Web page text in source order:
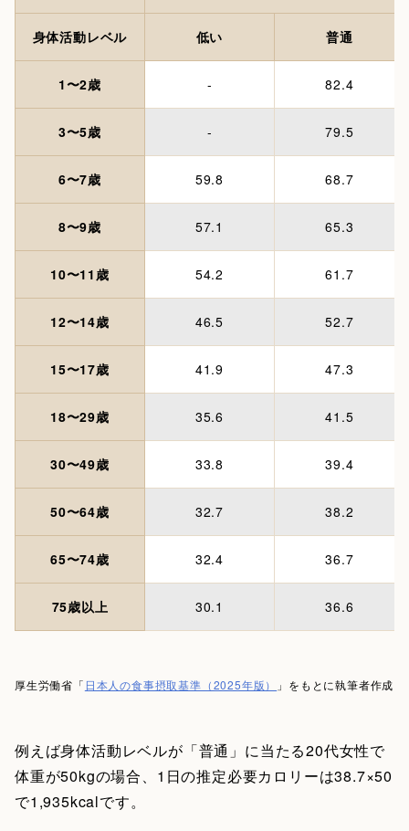
身体活動レベル 低い 普通
1〜2歳 - 82.4
3〜5歳 - 79.5
6〜7歳 59.8 68.7
8〜9歳 57.1 65.3
10〜11歳 54.2 61.7
12〜14歳 46.5 52.7
15〜17歳 41.9 47.3
18〜29歳 35.6 41.5
30〜49歳 33.8 39.4
50〜64歳 32.7 38.2
65〜74歳 32.4 36.7
75歳以上 30.1 36.6
厚生労働省「 日本人の食事摂取基準（2025年版） 」をもとに執筆者作成
例えば身体活動レベルが「普通」に当たる20代女性で
体重が50kgの場合、1日の推定必要カロリーは38.7×50
で1,935kcalです。